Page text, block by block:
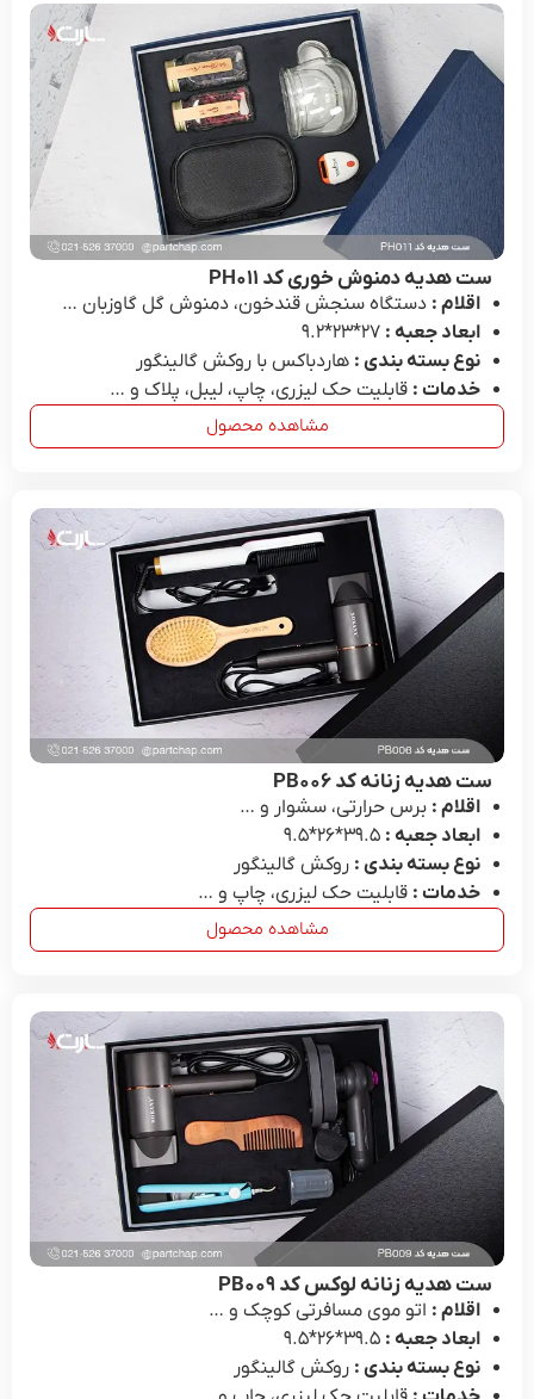
ست هدیه دمنوش خوری کد PH۰۱۱
اقلام : دستگاه سنجش قندخون، دمنوش گل گاوزبان …
ابعاد جعبه :
نوع بسته بندی : هاردباکس با روکش گالینگور
خدمات : قابلیت حک لیزری، چاپ، لیبل، پلاک و …
مشاهده محصول
ست هدیه زنانه کد PB۰۰۶
اقلام : برس حرارتی، سشوار و …
ابعاد جعبه :
نوع بسته بندی : روکش گالینگور
خدمات : قابلیت حک لیزری، چاپ و …
مشاهده محصول
ست هدیه زنانه لوکس کد PB۰۰۹
اقلام : اتو موی مسافرتی کوچک و …
ابعاد جعبه :
نوع بسته بندی : روکش گالینگور